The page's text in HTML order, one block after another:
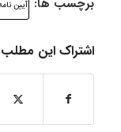
برچسب ها: آیین
اشتراک این مطلب